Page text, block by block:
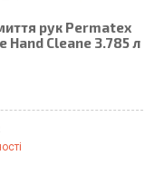
рук Permatex
Hand Cleane 3.785 л